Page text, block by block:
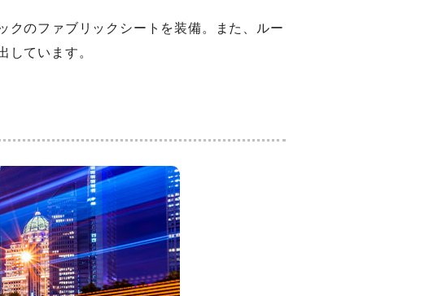
クのファブリックシートを装備。また、ルー
しています。